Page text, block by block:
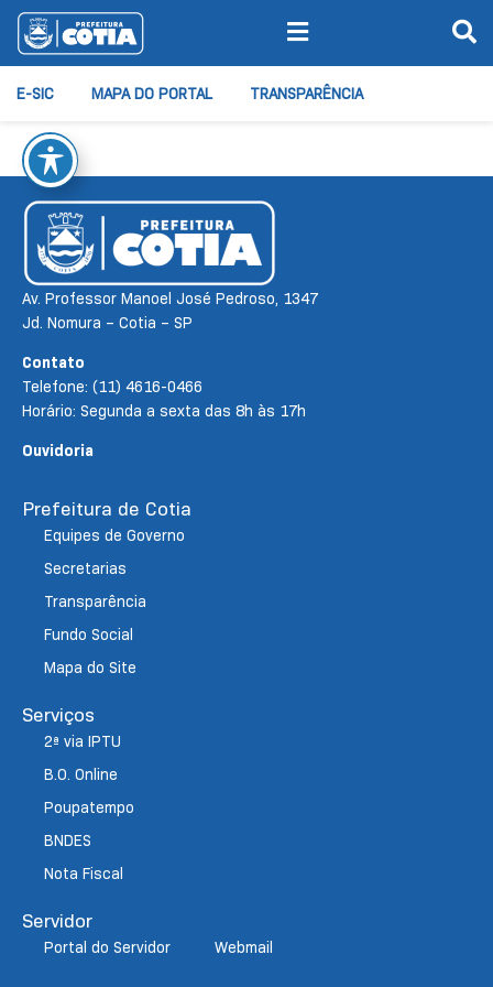
E-SIC MAPA DO PORTAL TRANSPARÊNCIA
Av. Professor Manoel José Pedroso, 1347
Jd. Nomura – Cotia – SP
Contato
Telefone: (11) 4616-0466
Horário: Segunda a sexta das 8h às 17h
Ouvidoria
Prefeitura de Cotia
Equipes de Governo
Secretarias
Transparência
Fundo Social
Mapa do Site
Serviços
2ª via IPTU
B.O. Online
Poupatempo
BNDES
Nota Fiscal
Servidor
Portal do Servidor Webmail